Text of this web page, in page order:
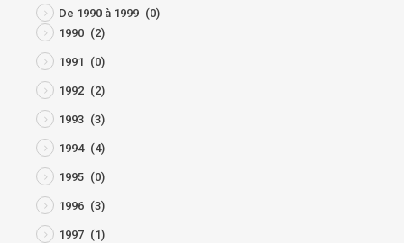
De 1990 à 1999 (0)
1990 (2)
1991 (0)
1992 (2)
1993 (3)
1994 (4)
1995 (0)
1996 (3)
1997 (1)